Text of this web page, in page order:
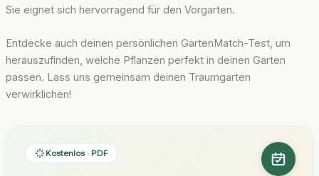
Sie eignet sich hervorragend für den Vorgarten.
Entdecke auch deinen persönlichen GartenMatch-Test, um
herauszufinden, welche Pflanzen perfekt in deinen Garten
passen. Lass uns gemeinsam deinen Traumgarten
verwirklichen!
Kostenlos · PDF